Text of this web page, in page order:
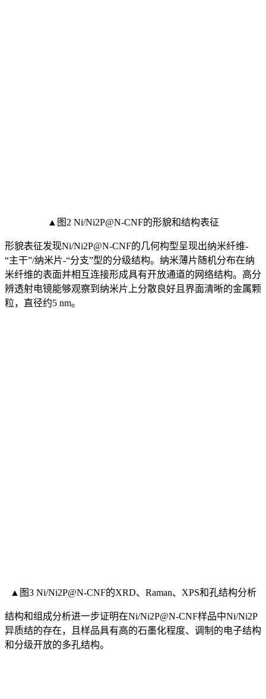
▲图2 Ni/Ni2P@N-CNF的形貌和结构表征
形貌表征发现Ni/Ni2P@N-CNF的几何构型呈现出纳米纤维-
“主干”/纳米片-“分支”型的分级结构。纳米薄片随机分布在纳
米纤维的表面并相互连接形成具有开放通道的网络结构。高分
辨透射电镜能够观察到纳米片上分散良好且界面清晰的金属颗
粒，直径约5 nm。
▲图3 Ni/Ni2P@N-CNF的XRD、Raman、XPS和孔结构分析
结构和组成分析进一步证明在Ni/Ni2P@N-CNF样品中Ni/Ni2P
异质结的存在，且样品具有高的石墨化程度、调制的电子结构
和分级开放的多孔结构。